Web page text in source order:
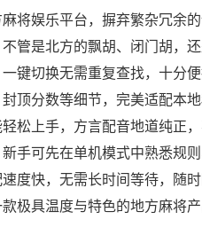
将娱乐平台，摒弃繁杂冗余
管是北方的飘胡、闭门胡，还
键切换无需重复查找，十分
顶分数等细节，完美适配本
松上手，方言配音地道纯正
手可先在单机模式中熟悉规
度快，无需长时间等待，随
极具温度与特色的地方麻将产